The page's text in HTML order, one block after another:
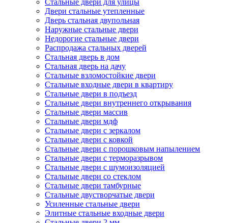
Стальные двери для улицы
Двери стальные утепленные
Дверь стальная двупольная
Наружные стальные двери
Недорогие стальные двери
Распродажа стальных дверей
Стальная дверь в дом
Стальная дверь на дачу
Стальные взломостойкие двери
Стальные входные двери в квартиру
Стальные двери в подъезд
Стальные двери внутреннего открывания
Стальные двери массив
Стальные двери мдф
Стальные двери с зеркалом
Стальные двери с ковкой
Стальные двери с порошковым напылением
Стальные двери с терморазрывом
Стальные двери с шумоизоляцией
Стальные двери со стеклом
Стальные двери тамбурные
Стальные двустворчатые двери
Усиленные стальные двери
Элитные стальные входные двери